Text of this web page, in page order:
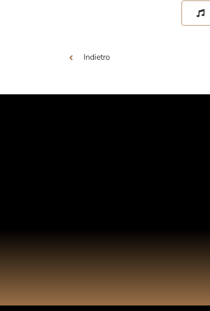
Indietro